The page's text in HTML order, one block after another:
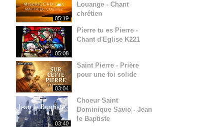
05:19
Louange - Chant
chrétien
05:08
Pierre tu es Pierre -
Chant d'Eglise K221
03:04
Saint Pierre - Prière
pour une foi solide
03:40
Choeur Saint
Dominique Savio - Jean
le Baptiste